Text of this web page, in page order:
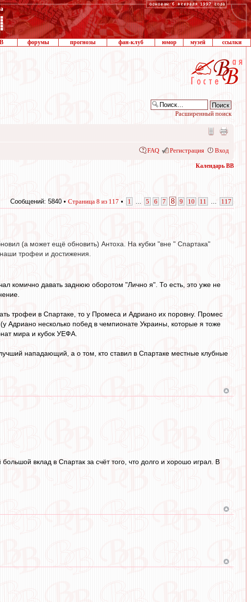
форумы прогнозы фан-клуб юмор музей ссылки
Расширенный поиск
FAQ Регистрация Вход
Календарь ВВ
Сообщений: 5840 • Страница 8 из 117 • 1 5 6 7 8 9 10 11 117
(а может ещё обновить) Антоха. На кубки "вне " Спартака"
наши трофеи и достижения.
комично давать заднюю оборотом "Лично я". То есть, это уже не
трофеи в Спартаке, то у Промеса и Адриано их поровну. Промес
Адриано несколько побед в чемпионате Украины, которые я тоже
мира и кубок УЕФА.
нападающий, а о том, кто ставил в Спартаке местные клубные
вклад в Спартак за счёт того, что долго и хорошо играл. В